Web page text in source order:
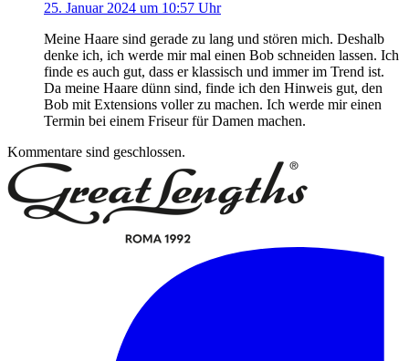
25. Januar 2024 um 10:57 Uhr
Meine Haare sind gerade zu lang und stören mich. Deshalb
denke ich, ich werde mir mal einen Bob schneiden lassen. Ich
finde es auch gut, dass er klassisch und immer im Trend ist.
Da meine Haare dünn sind, finde ich den Hinweis gut, den
Bob mit Extensions voller zu machen. Ich werde mir einen
Termin bei einem Friseur für Damen machen.
Kommentare sind geschlossen.